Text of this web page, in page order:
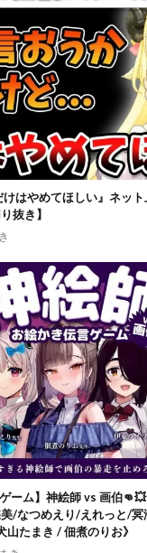
はやめてほしい』ネッ
抜き】
ーム】神絵師 vs 画伯
/なつめえり/えれっと/
たまき / 佃煮のりお》